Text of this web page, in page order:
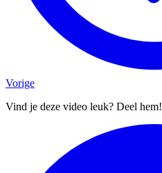
Vorige
Vind je deze video leuk? Deel hem!